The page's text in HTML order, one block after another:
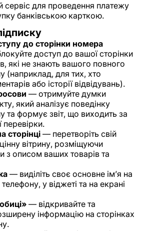
сервіс для проведення платежу
банківською карткою.
до сторінки номера
доступ до вашої сторінки
які не знають вашого повного
(наприклад, для тих, хто
або історії відвідувань).
— отримуйте думки
який аналізує поведінку
та формує звіт, що виходить за
перевірки.
сторінці— перетворіть свій
вітрину, розміщуючи
з описом ваших товарів та
— виділіть своє основне ім’я на
у віджеті та на екрані
— відкривайте та
інформацію на сторінках